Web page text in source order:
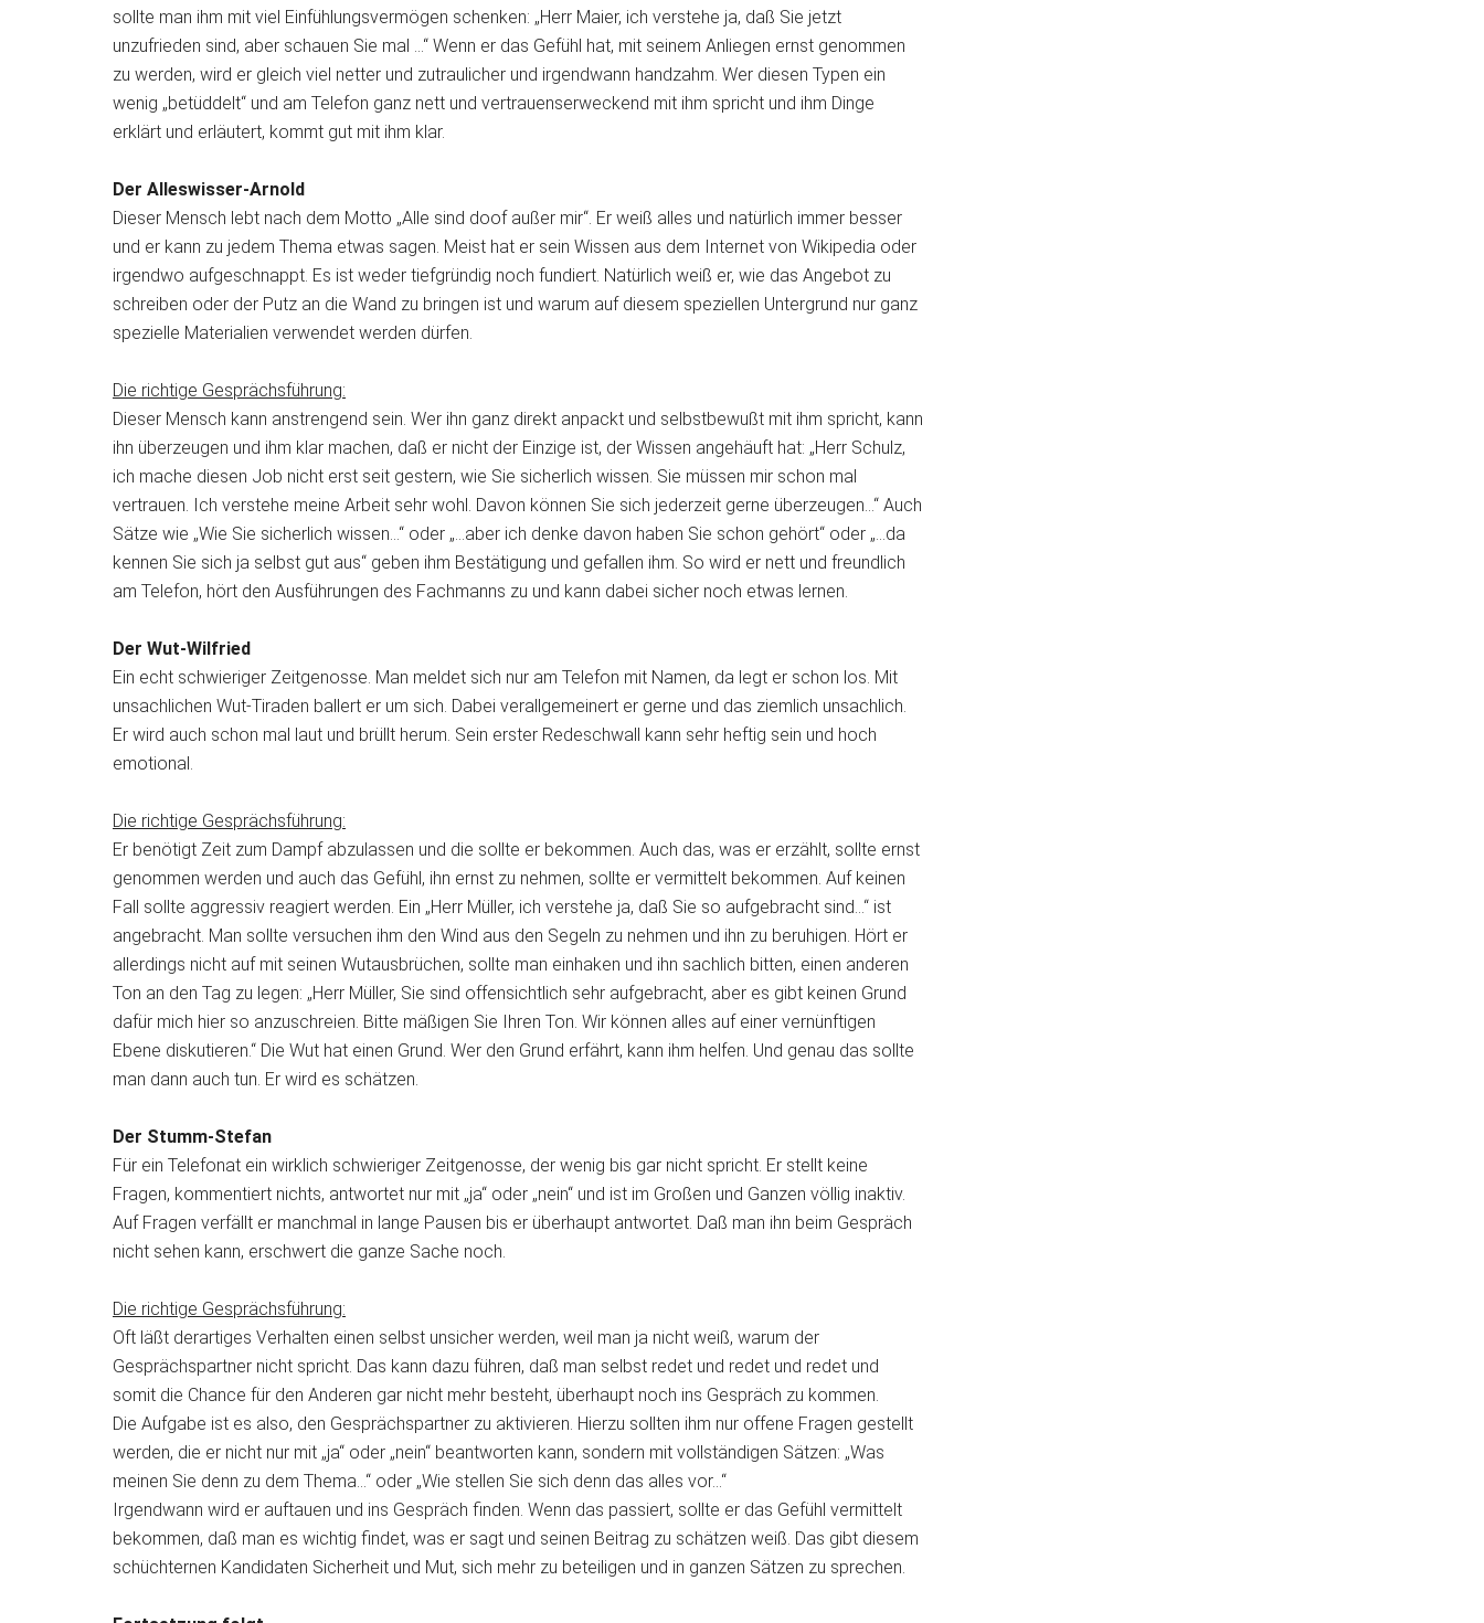
sollte man ihm mit viel Einfühlungsvermögen schenken: „Herr Maier, ich verstehe ja, daß Sie jetzt
unzufrieden sind, aber schauen Sie mal …“ Wenn er das Gefühl hat, mit seinem Anliegen ernst genommen
zu werden, wird er gleich viel netter und zutraulicher und irgendwann handzahm. Wer diesen Typen ein
wenig „betüddelt“ und am Telefon ganz nett und vertrauenserweckend mit ihm spricht und ihm Dinge
erklärt und erläutert, kommt gut mit ihm klar.
Der Alleswisser-Arnold
Dieser Mensch lebt nach dem Motto „Alle sind doof außer mir“. Er weiß alles und natürlich immer besser
und er kann zu jedem Thema etwas sagen. Meist hat er sein Wissen aus dem Internet von Wikipedia oder
irgendwo aufgeschnappt. Es ist weder tiefgründig noch fundiert. Natürlich weiß er, wie das Angebot zu
schreiben oder der Putz an die Wand zu bringen ist und warum auf diesem speziellen Untergrund nur ganz
spezielle Materialien verwendet werden dürfen.
Die richtige Gesprächsführung:
Dieser Mensch kann anstrengend sein. Wer ihn ganz direkt anpackt und selbstbewußt mit ihm spricht, kann
ihn überzeugen und ihm klar machen, daß er nicht der Einzige ist, der Wissen angehäuft hat: „Herr Schulz,
ich mache diesen Job nicht erst seit gestern, wie Sie sicherlich wissen. Sie müssen mir schon mal
vertrauen. Ich verstehe meine Arbeit sehr wohl. Davon können Sie sich jederzeit gerne überzeugen…“ Auch
Sätze wie „Wie Sie sicherlich wissen…“ oder „…aber ich denke davon haben Sie schon gehört“ oder „…da
kennen Sie sich ja selbst gut aus“ geben ihm Bestätigung und gefallen ihm. So wird er nett und freundlich
am Telefon, hört den Ausführungen des Fachmanns zu und kann dabei sicher noch etwas lernen.
Der Wut-Wilfried
Ein echt schwieriger Zeitgenosse. Man meldet sich nur am Telefon mit Namen, da legt er schon los. Mit
unsachlichen Wut-Tiraden ballert er um sich. Dabei verallgemeinert er gerne und das ziemlich unsachlich.
Er wird auch schon mal laut und brüllt herum. Sein erster Redeschwall kann sehr heftig sein und hoch
emotional.
Die richtige Gesprächsführung:
Er benötigt Zeit zum Dampf abzulassen und die sollte er bekommen. Auch das, was er erzählt, sollte ernst
genommen werden und auch das Gefühl, ihn ernst zu nehmen, sollte er vermittelt bekommen. Auf keinen
Fall sollte aggressiv reagiert werden. Ein „Herr Müller, ich verstehe ja, daß Sie so aufgebracht sind…“ ist
angebracht. Man sollte versuchen ihm den Wind aus den Segeln zu nehmen und ihn zu beruhigen. Hört er
allerdings nicht auf mit seinen Wutausbrüchen, sollte man einhaken und ihn sachlich bitten, einen anderen
Ton an den Tag zu legen: „Herr Müller, Sie sind offensichtlich sehr aufgebracht, aber es gibt keinen Grund
dafür mich hier so anzuschreien. Bitte mäßigen Sie Ihren Ton. Wir können alles auf einer vernünftigen
Ebene diskutieren.“ Die Wut hat einen Grund. Wer den Grund erfährt, kann ihm helfen. Und genau das sollte
man dann auch tun. Er wird es schätzen.
Der Stumm-Stefan
Für ein Telefonat ein wirklich schwieriger Zeitgenosse, der wenig bis gar nicht spricht. Er stellt keine
Fragen, kommentiert nichts, antwortet nur mit „ja“ oder „nein“ und ist im Großen und Ganzen völlig inaktiv.
Auf Fragen verfällt er manchmal in lange Pausen bis er überhaupt antwortet. Daß man ihn beim Gespräch
nicht sehen kann, erschwert die ganze Sache noch.
Die richtige Gesprächsführung:
Oft läßt derartiges Verhalten einen selbst unsicher werden, weil man ja nicht weiß, warum der
Gesprächspartner nicht spricht. Das kann dazu führen, daß man selbst redet und redet und redet und
somit die Chance für den Anderen gar nicht mehr besteht, überhaupt noch ins Gespräch zu kommen.
Die Aufgabe ist es also, den Gesprächspartner zu aktivieren. Hierzu sollten ihm nur offene Fragen gestellt
werden, die er nicht nur mit „ja“ oder „nein“ beantworten kann, sondern mit vollständigen Sätzen: „Was
meinen Sie denn zu dem Thema…“ oder „Wie stellen Sie sich denn das alles vor…“
Irgendwann wird er auftauen und ins Gespräch finden. Wenn das passiert, sollte er das Gefühl vermittelt
bekommen, daß man es wichtig findet, was er sagt und seinen Beitrag zu schätzen weiß. Das gibt diesem
schüchternen Kandidaten Sicherheit und Mut, sich mehr zu beteiligen und in ganzen Sätzen zu sprechen.